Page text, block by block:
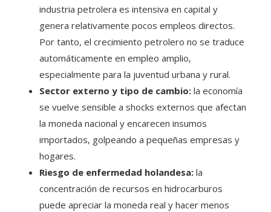
industria petrolera es intensiva en capital y
genera relativamente pocos empleos directos.
Por tanto, el crecimiento petrolero no se traduce
automáticamente en empleo amplio,
especialmente para la juventud urbana y rural.
Sector externo y tipo de cambio: la economía
se vuelve sensible a shocks externos que afectan
la moneda nacional y encarecen insumos
importados, golpeando a pequeñas empresas y
hogares.
Riesgo de enfermedad holandesa: la
concentración de recursos en hidrocarburos
puede apreciar la moneda real y hacer menos